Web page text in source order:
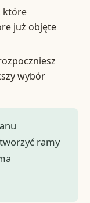
które
już objęte
wybór
ramy